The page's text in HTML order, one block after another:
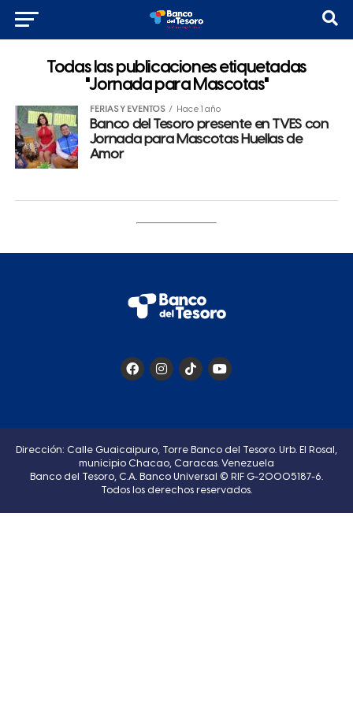
Todas las publicaciones etiquetadas
"Jornada para Mascotas"
FERIAS Y EVENTOS Hace 1 año
Banco del Tesoro presente en TVES con
Jornada para Mascotas Huellas de
Amor
Dirección: Calle Guaicaipuro, Torre Banco del Tesoro. Urb. El Rosal,
municipio Chacao, Caracas. Venezuela
Banco del Tesoro, C.A. Banco Universal © RIF G-20005187-6.
Todos los derechos reservados.